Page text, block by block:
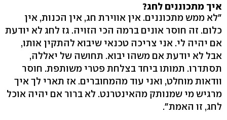
איך מתכוננים לחג?
"לא ממש מתכוננים. אין אווירת חג, אין הכנות, אין
כלום. זה חוסר אונים ברמה הכי הזויה. גז לחג לא יודעת
אם יהיה לי. אני צריכה טכנאי שיבוא להתקין אותו,
אבל לא יודעת אם משהו יבוא. תחושה של יאללה,
תסתדרו. תמותו ביחד בצלחת פטרי משותפת. חוסר
וודאות מוחלט, ואני עוד מהמחוברים. אז תארי לך איך
מרגיש מי שמנותק מהאינטרנט. לא ברור אם יהיה אוכל
לחג, זו האמת".